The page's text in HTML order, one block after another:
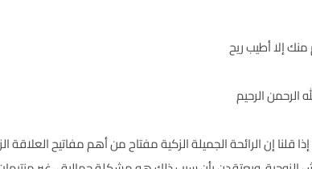
إلا أطيب ريح
الرحمن الرحيم
إذا قلنا إن الرائحة الجميلة الزكية مفتاح من أهم مفاتيح